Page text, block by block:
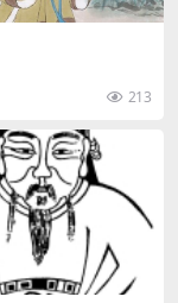
213